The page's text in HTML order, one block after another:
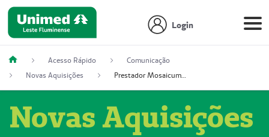
Login
Acesso Rápido
Comunicação
Novas Aquisições
Prestador Mosaicum Espaço Clínico Ltda (51004352-0)
Novas Aquisições